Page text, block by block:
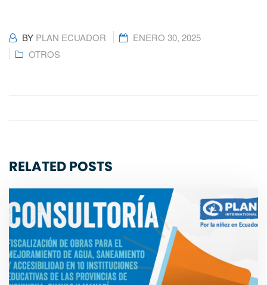
BY PLAN ECUADOR
ENERO 30, 2025
OTROS
RELATED POSTS